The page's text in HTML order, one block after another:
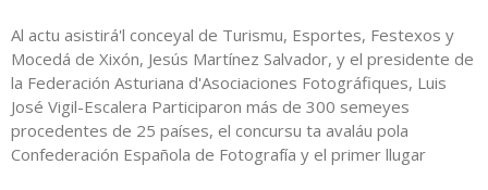
Al actu asistirá'l conceyal de Turismu, Esportes, Festexos y
Mocedá de Xixón, Jesús Martínez Salvador, y el presidente de
la Federación Asturiana d'Asociaciones Fotográfiques, Luis
José Vigil-Escalera Participaron más de 300 semeyes
procedentes de 25 países, el concursu ta avaláu pola
Confederación Española de Fotografía y el primer llugar